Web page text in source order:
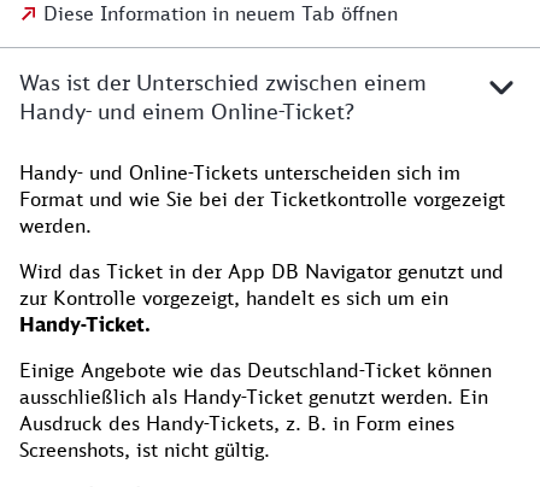
Diese Information in neuem Tab öffnen
Was ist der Unterschied zwischen einem
Handy- und einem Online-Ticket?
Handy- und Online-Tickets unterscheiden sich im
Format und wie Sie bei der Ticketkontrolle vorgezeigt
werden.
Wird das Ticket in der App DB Navigator genutzt und
zur Kontrolle vorgezeigt, handelt es sich um ein
Handy-Ticket.
Einige Angebote wie das Deutschland-Ticket können
ausschließlich als Handy-Ticket genutzt werden. Ein
Ausdruck des Handy-Tickets, z. B. in Form eines
Screenshots, ist nicht gültig.